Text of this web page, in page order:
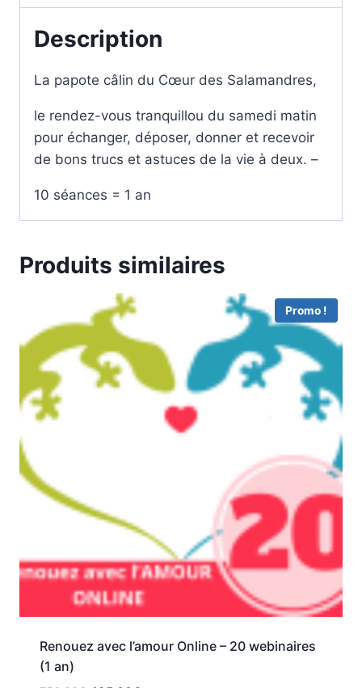
Description
La papote câlin du Cœur des Salamandres,
le rendez-vous tranquillou du samedi matin
pour échanger, déposer, donner et recevoir
de bons trucs et astuces de la vie à deux. –
10 séances = 1 an
Produits similaires
Promo !
Renouez avec l’amour Online – 20 webinaires
(1 an)